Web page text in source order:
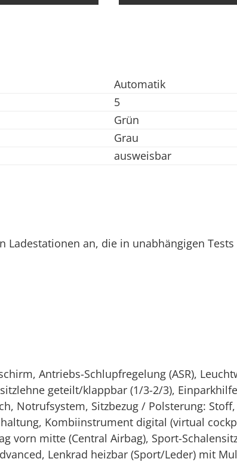
Automatik
5
Grün
Grau
ausweisbar
Ladestationen an, die in unabhängigen
Antriebs-Schlupfregelung (ASR),
geteilt/klappbar (1/3-2/3),
Notrufsystem, Sitzbezug / Polsterung:
Kombiinstrument digital (virtual
vorn mitte (Central Airbag), Sport-
Lenkrad heizbar (Sport/Leder) mit